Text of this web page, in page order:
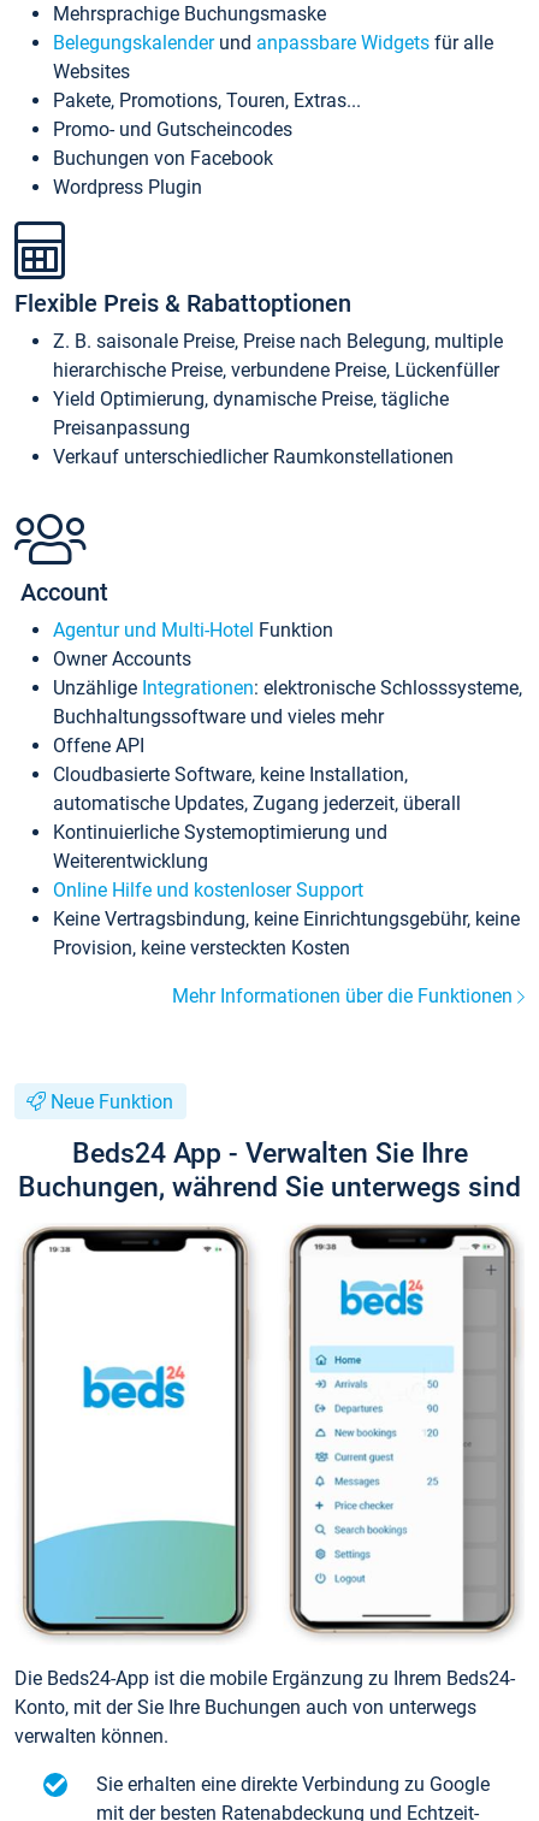
Mehrsprachige Buchungsmaske
Belegungskalenderund anpassbare Widgets für alle
Websites
Pakete, Promotions, Touren, Extras...
Promo- und Gutscheincodes
Buchungen von Facebook
Wordpress Plugin
Flexible Preis & Rabattoptionen
Z. B. saisonale Preise, Preise nach Belegung, multiple
hierarchische Preise, verbundene Preise, Lückenfüller
Yield Optimierung, dynamische Preise, tägliche
Preisanpassung
Verkauf unterschiedlicher Raumkonstellationen
Account
Agentur und Multi-Hotel Funktion
Owner Accounts
Unzählige Integrationen: elektronische Schlosssysteme,
Buchhaltungssoftware und vieles mehr
Offene API
Cloudbasierte Software, keine Installation,
automatische Updates, Zugang jederzeit, überall
Kontinuierliche Systemoptimierung und
Weiterentwicklung
Online Hilfe und kostenloser Support
Keine Vertragsbindung, keine Einrichtungsgebühr, keine
Provision, keine versteckten Kosten
Mehr Informationen über die Funktionen
Neue Funktion
Beds24 App - Verwalten Sie Ihre
Buchungen, während Sie unterwegs sind
Die Beds24-App ist die mobile Ergänzung zu Ihrem Beds24-
Konto, mit der Sie Ihre Buchungen auch von unterwegs
verwalten können.
Sie erhalten eine direkte Verbindung zu Google
mit der besten Ratenabdeckung und Echtzeit-